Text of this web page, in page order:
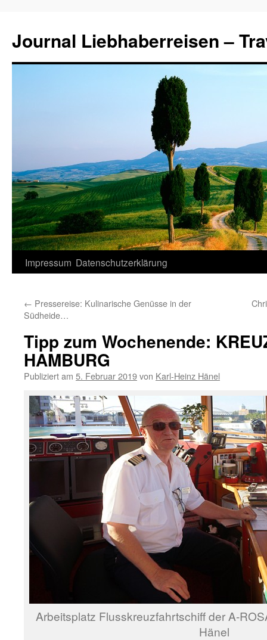
Journal Liebhaberreisen –
Zum
springen
Impressum Datenschutzerklärung
← Pressereise: Kulinarische Genüsse in der
Südheide…
Tipp zum Wochenende:
HAMBURG
Publiziert am 5. Februar 2019von Karl-Heinz Hänel
Arbeitsplatz Flusskreuzfahrtschiff der A-
Hänel